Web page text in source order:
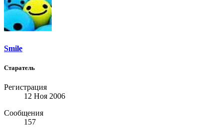
Smile
Старатель
Регистрация
12 Ноя 2006
Сообщения
157